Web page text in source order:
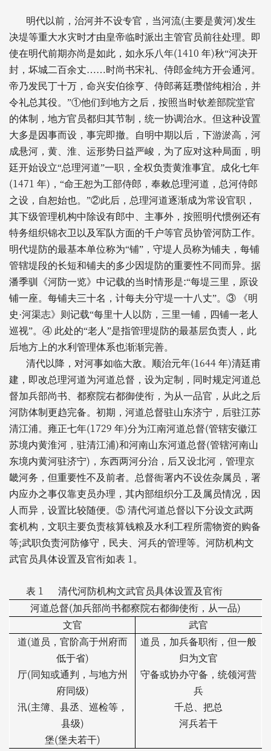
明代以前，治河并不设专官，当河流(主要是黄河)发生
决堤等重大水灾时才由皇帝临时派出主管官员前往处理。即
使在明代前期亦尚是如此，如永乐八年(1410 年)秋“河决开
封，坏城二百余丈……时尚书宋礼、侍郎金纯方开会通河。
帝乃发民丁十万，命兴安伯徐亨、侍郎蒋廷瓒偕纯相治，并
令礼总其役。”①他们到地方之后，按照当时钦差部院堂官
的体制，地方官员都归其节制，统一协调治水。但这种设置
大多是因事而设，事完即撤。自明中期以后，下游淤高，河
成悬河，黄、淮、运形势日益严峻，为了应对这种局面，明
廷开始设立“总理河道”一职，全权负责黄淮事宜。成化七年
(1471 年) ，“命王恕为工部侍郎，奉敕总理河道，总河侍郎
之设，自恕始也。”②此后，总理河道逐渐成为常设官职，
其下级管理机构中除设有郎中、主事外，按照明代惯例还有
特务组织锦衣卫以及军队方面的千户等官员协管河防工作。
明代堤防的最基本单位称为“铺”，守堤人员称为铺夫，每铺
管辖堤段的长短和铺夫的多少因堤防的重要性不同而异。据
潘季驯《河防一览》中记载的当时情形是:“每堤三里，原设
铺一座。每铺夫三十名，计每夫分守堤一十八丈”。③
《明
史·河渠志》则记载“每里十人以防，三里一铺，四铺一老人
巡视”。④ 此处的“老人”是指管理堤防的最基层负责人，此
后地方上的水利管理体系也渐渐完善。
清代以降，对河事如临大敌。顺治元年(1644 年)清廷甫
建，即改总理河道为河道总督，设为定制，同时规定河道总
督加兵部尚书、都察院右都御使衔，为从一品官，从此之后
河防体制更趋完备。初期，河道总督驻山东济宁，后驻江苏
清江浦。雍正七年(1729 年)分为江南河道总督(管辖安徽江
苏境内黄淮河，驻清江浦)和河南山东河道总督(管辖河南山
东境内黄河驻济宁) ，东西两河分治，后又设北河，管理京
畿河务，但重要性不及前者。总督衙署内不设佐杂属员，署
内应办之事仅靠吏员办理，其内部组织分工及属员情况，因
人而异，设置比较随便。⑤ 清代河道总督以下分设文武两
套机构，文职主要负责核算钱粮及水利工程所需物资的购备
等;武职负责河防修守，民夫、河兵的管理等。河防机构文
武官员具体设置及官衔如表 1。
表 1
清代河防机构文武官员具体设置及官衔
河道总督(加兵部尚书都察院右都御使衔，从一品)
文官
武官
道(道员，官阶高于州府而
低于省)
厅(同知或通判，与地方州
府同级)
汛(主簿、县丞、巡检等，
县级)
堡(堡夫若干)
道员，加兵备职衔，但一般
归为文官
守备或协办守备，统领河营
兵
千总、把总
河兵若干